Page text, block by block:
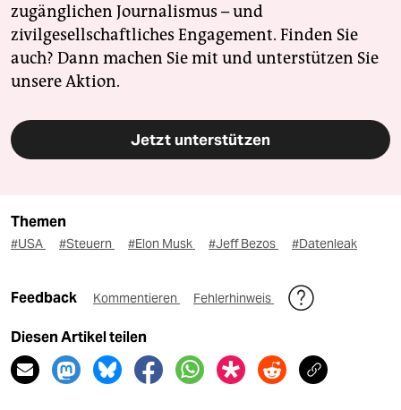
zugänglichen Journalismus – und
zivilgesellschaftliches Engagement. Finden Sie
auch? Dann machen Sie mit und unterstützen Sie
unsere Aktion.
Jetzt unterstützen
Themen
#USA #Steuern #Elon Musk #Jeff Bezos #Datenleak
Feedback Kommentieren Fehlerhinweis
Diesen Artikel teilen